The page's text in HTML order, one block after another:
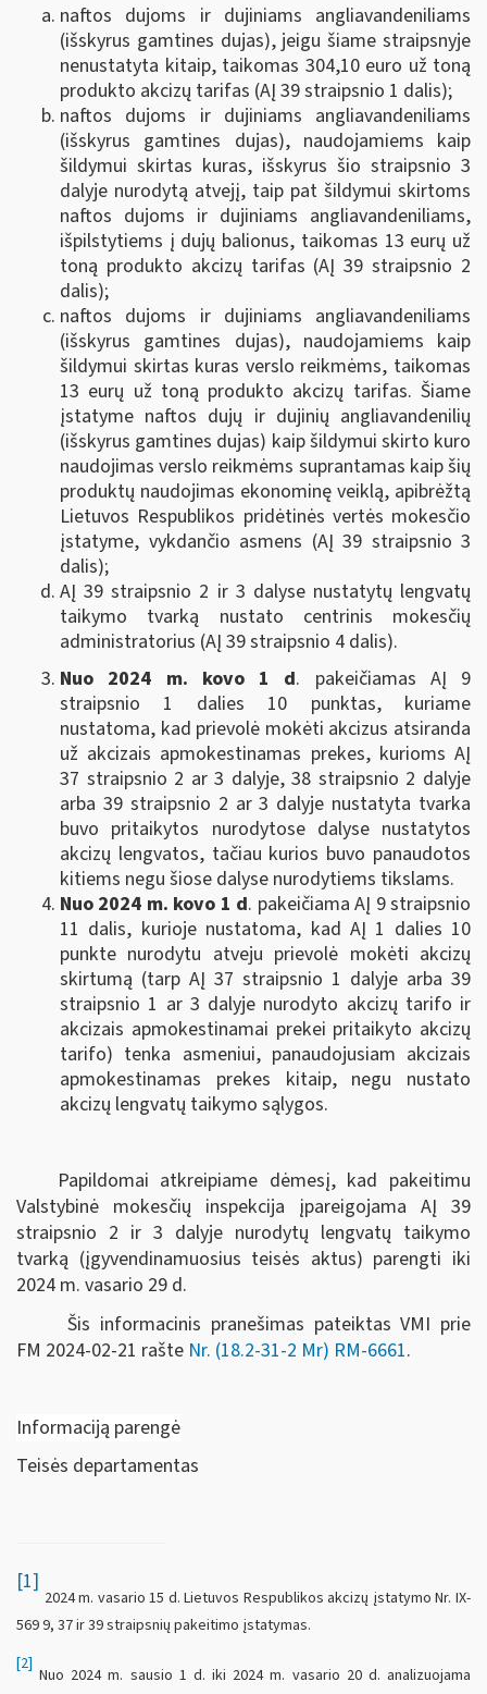
naftos dujoms ir dujiniams angliavandeniliams
(išskyrus gamtines dujas), jeigu šiame straipsnyje
nenustatyta kitaip, taikomas 304,10 euro už toną
produkto akcizų tarifas (AĮ 39 straipsnio 1 dalis);
naftos dujoms ir dujiniams angliavandeniliams
(išskyrus gamtines dujas), naudojamiems kaip
šildymui skirtas kuras, išskyrus šio straipsnio 3
dalyje nurodytą atvejį, taip pat šildymui skirtoms
naftos dujoms ir dujiniams angliavandeniliams,
išpilstytiems į dujų balionus, taikomas 13 eurų už
toną produkto akcizų tarifas (AĮ 39 straipsnio 2
dalis);
naftos dujoms ir dujiniams angliavandeniliams
(išskyrus gamtines dujas), naudojamiems kaip
šildymui skirtas kuras verslo reikmėms, taikomas
13 eurų už toną produkto akcizų tarifas. Šiame
įstatyme naftos dujų ir dujinių angliavandenilių
(išskyrus gamtines dujas) kaip šildymui skirto kuro
naudojimas verslo reikmėms suprantamas kaip šių
produktų naudojimas ekonominę veiklą, apibrėžtą
Lietuvos Respublikos pridėtinės vertės mokesčio
įstatyme, vykdančio asmens (AĮ 39 straipsnio 3
dalis);
AĮ 39 straipsnio 2 ir 3 dalyse nustatytų lengvatų
taikymo tvarką nustato centrinis mokesčių
administratorius (AĮ 39 straipsnio 4 dalis).
Nuo 2024 m. kovo 1 d. pakeičiamas AĮ 9
straipsnio 1 dalies 10 punktas, kuriame
nustatoma, kad prievolė mokėti akcizus atsiranda
už akcizais apmokestinamas prekes, kurioms AĮ
37 straipsnio 2 ar 3 dalyje, 38 straipsnio 2 dalyje
arba 39 straipsnio 2 ar 3 dalyje nustatyta tvarka
buvo pritaikytos nurodytose dalyse nustatytos
akcizų lengvatos, tačiau kurios buvo panaudotos
kitiems negu šiose dalyse nurodytiems tikslams.
Nuo 2024 m. kovo 1 d. pakeičiama AĮ 9 straipsnio
11 dalis, kurioje nustatoma, kad AĮ 1 dalies 10
punkte nurodytu atveju prievolė mokėti akcizų
skirtumą (tarp AĮ 37 straipsnio 1 dalyje arba 39
straipsnio 1 ar 3 dalyje nurodyto akcizų tarifo ir
akcizais apmokestinamai prekei pritaikyto akcizų
tarifo) tenka asmeniui, panaudojusiam akcizais
apmokestinamas prekes kitaip, negu nustato
akcizų lengvatų taikymo sąlygos.
Papildomai atkreipiame dėmesį, kad pakeitimu
Valstybinė mokesčių inspekcija įpareigojama AĮ 39
straipsnio 2 ir 3 dalyje nurodytų lengvatų taikymo
tvarką (įgyvendinamuosius teisės aktus) parengti iki
2024 m. vasario 29 d.
Šis informacinis pranešimas pateiktas VMI prie
FM 2024-02-21 rašte Nr. (18.2-31-2 Mr) RM-6661.
Informaciją parengė
Teisės departamentas
[1]
2024 m. vasario 15 d. Lietuvos Respublikos akcizų įstatymo Nr. IX-
569 9, 37 ir 39 straipsnių pakeitimo įstatymas.
[2]
Nuo 2024 m. sausio 1 d. iki 2024 m. vasario 20 d. analizuojama